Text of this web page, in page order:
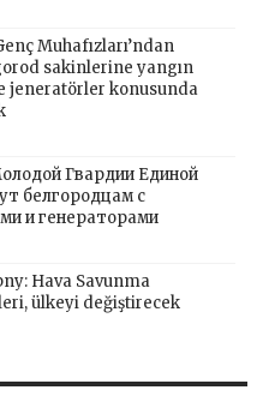
Muhafızları’ndan
sakinlerine yangın
jeneratörler konusunda
Гвардии Единой
белгородцам с
и генераторами
Hava Savunma
ülkeyi değiştirecek